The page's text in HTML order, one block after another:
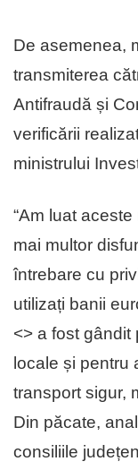
De asemenea,
transmiterea
Antifraudă și
verificării
ministrului
“Am luat
mai multor
întrebare cu
utilizați banii
<> a fost gândit
locale și pentru
transport sigur,
Din păcate,
consiliile